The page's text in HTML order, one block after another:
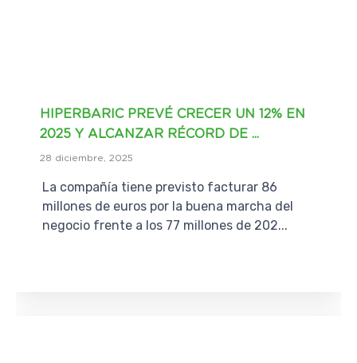
HIPERBARIC PREVÉ CRECER UN 12% EN
2025 Y ALCANZAR RÉCORD DE ...
28 diciembre, 2025
La compañía tiene previsto facturar 86
millones de euros por la buena marcha del
negocio frente a los 77 millones de 202...